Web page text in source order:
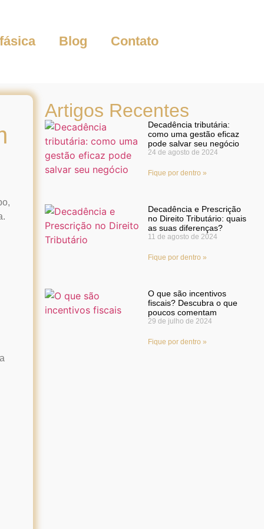
Blog Contato
Artigos Recentes
Decadência tributária:
como uma gestão eficaz
pode salvar seu negócio
24 de agosto de 2024
Fique por dentro »
Decadência e Prescrição
no Direito Tributário: quais
as suas diferenças?
11 de agosto de 2024
Fique por dentro »
O que são incentivos
fiscais? Descubra o que
poucos comentam
29 de julho de 2024
Fique por dentro »